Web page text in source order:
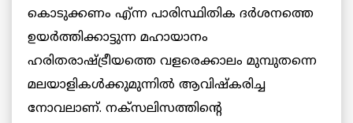
കൊടുക്കണം എ്ന്ന പാരിസ്ഥിതിക ദർശനത്തെ
ഉയർത്തിക്കാട്ടുന്ന മഹായാനം
ഹരിതരാഷ്ട്രീയത്തെ വളരെക്കാലം മുമ്പുതന്നെ
മലയാളികൾക്കുമുന്നിൽ ആവിഷ്‌കരിച്ച
നോവലാണ്. നക്‌സലിസത്തിന്റെ